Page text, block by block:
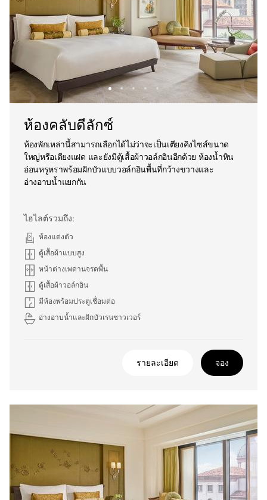
ห้องคลับดีลักซ์
ห้องพักเหล่านี้สามารถเลือกได้ไม่ว่าจะเป็นเตียงคิงไซส์ขนาด
ใหญ่หรือเตียงแฝด และยังมีตู้เสื้อผ้าวอล์กอินอีกด้วย ห้องน้ำหิน
อ่อนหรูหราพร้อมฝักบัวแบบวอล์กอินพื้นที่กว้างขวางและ
อ่างอาบน้ำแยกกัน
ไฮไลต์รวมถึง:
ห้องแต่งตัว
ตู้เสื้อผ้าแบบสูง
หน้าต่างเพดานจรดพื้น
ตู้เสื้อผ้าวอล์กอิน
มีห้องพร้อมประตูเชื่อมต่อ
อ่างอาบน้ำและฝักบัวเรนชาวเวอร์
รายละเอียด จอง